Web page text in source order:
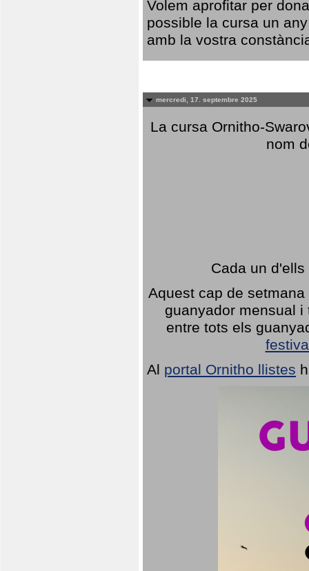
Volem aprofitar per
possible la cursa un
amb la vostra
mercredi, 17. septembre 2025
La cursa Ornitho-
nom
Cada un
Aquest cap de
guanyador mensual
entre tots els
Al portal Ornitho llistes